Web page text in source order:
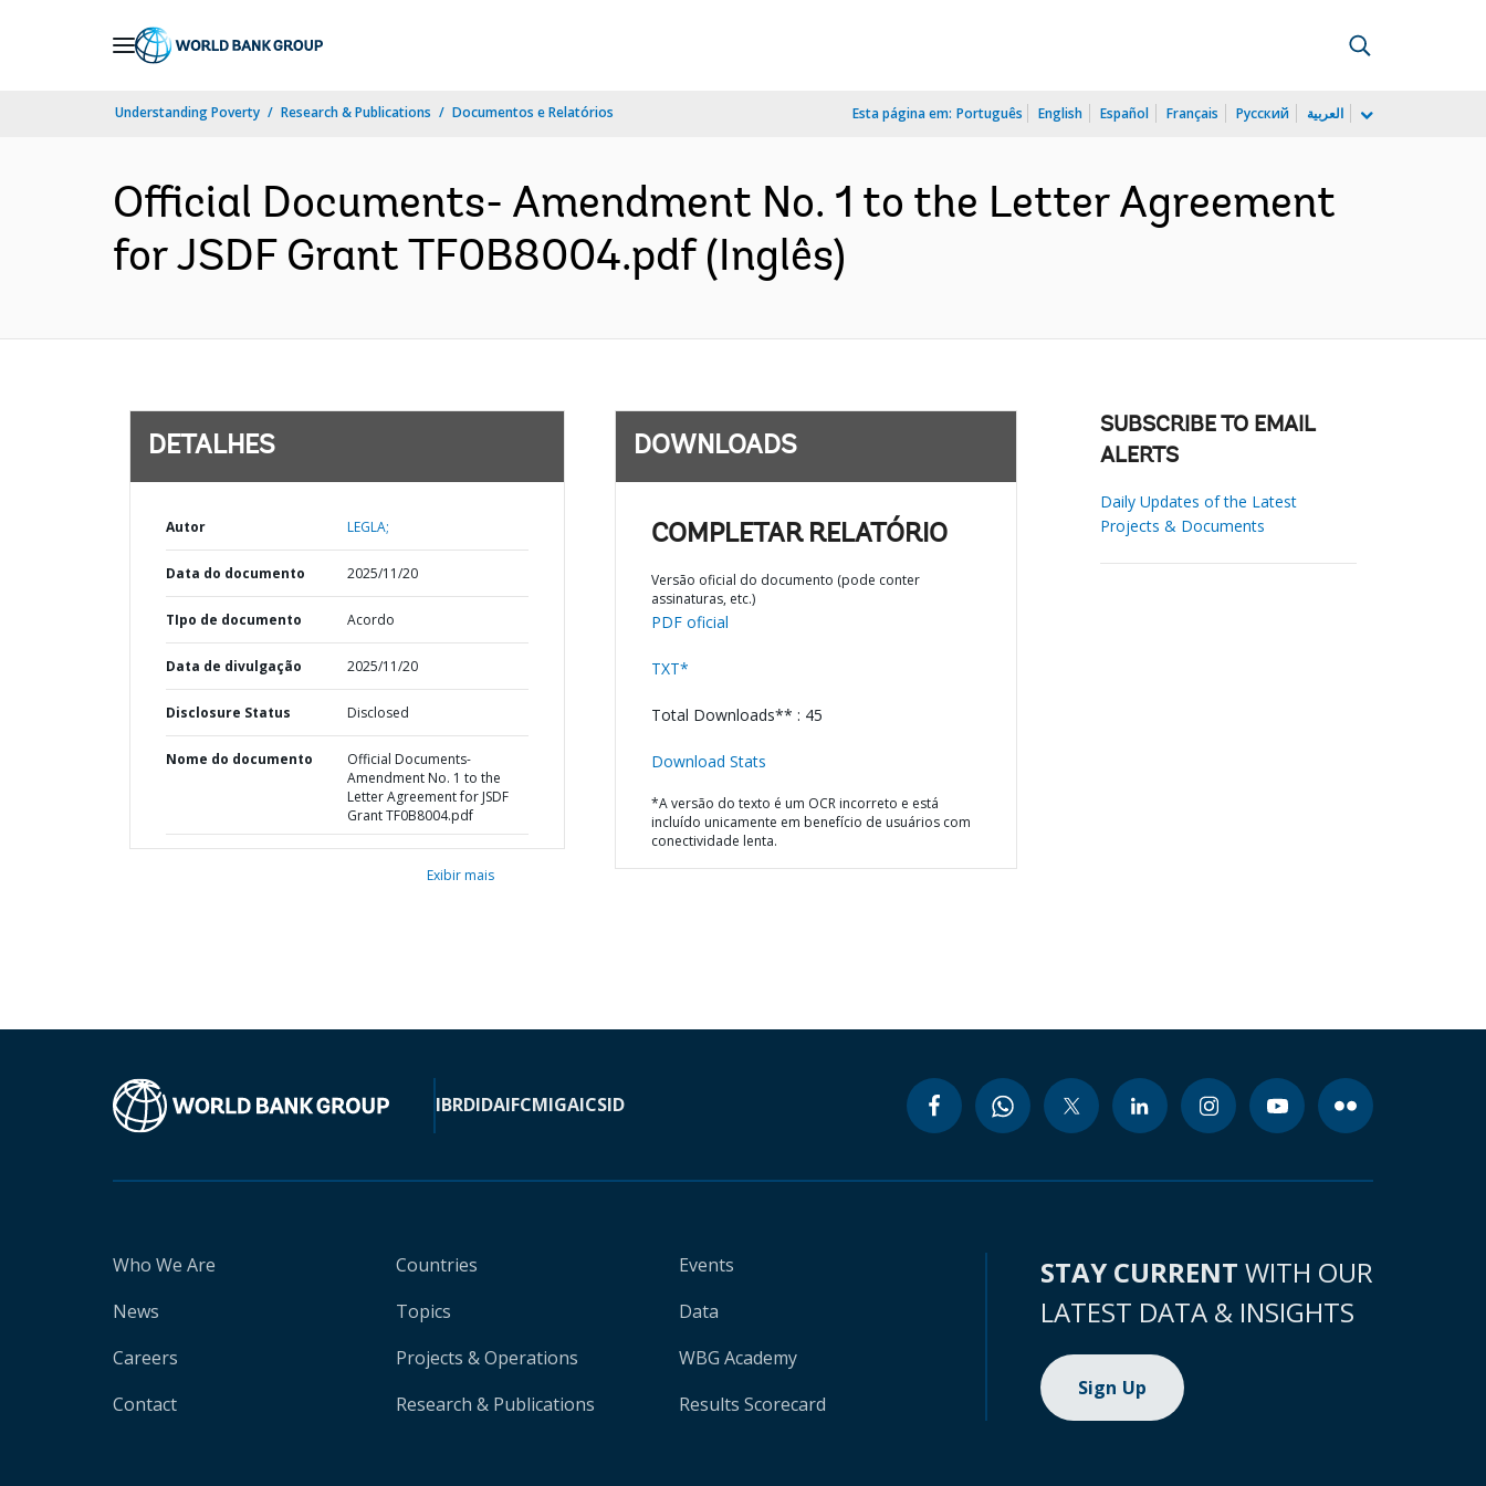
Understanding Poverty Research & Publications Documentos e Relatórios Esta página em: Português English Español Français Русский العربية
Official Documents- Amendment No. 1 to the Letter Agreement
for JSDF Grant TF0B8004.pdf (Inglês)
DETALHES
Autor LEGLA;
Data do documento 2025/11/20
TIpo de documento Acordo
Data de divulgação 2025/11/20
Disclosure Status Disclosed
Nome do documento
Official Documents-
Amendment No. 1 to the
Letter Agreement for JSDF
Grant TF0B8004.pdf
Exibir mais
DOWNLOADS
COMPLETAR RELATÓRIO
Versão oficial do documento (pode conter
assinaturas, etc.)
PDF oficial
TXT*
Total Downloads** : 45
Download Stats
*A versão do texto é um OCR incorreto e está
incluído unicamente em benefício de usuários com
conectividade lenta.
SUBSCRIBE TO EMAIL
ALERTS
Daily Updates of the Latest
Projects & Documents
IBRDIDAIFCMIGAICSID
Who We Are
News
Careers
Contact
Countries
Topics
Projects & Operations
Research & Publications
Events
Data
WBG Academy
Results Scorecard
STAY CURRENT WITH OUR
LATEST DATA & INSIGHTS
Sign Up